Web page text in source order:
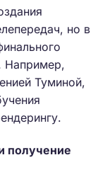
но в
Например,
Туминой,
получение